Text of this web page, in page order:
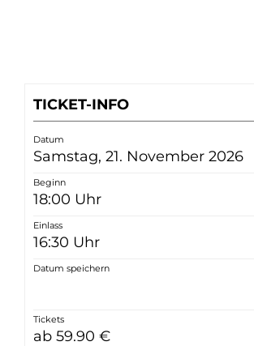
TICKET-INFO
Datum
Samstag, 21. November 2026
Beginn
18:00 Uhr
Einlass
16:30 Uhr
Datum speichern
Tickets
ab 59.90 €